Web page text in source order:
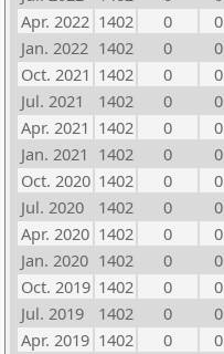
Apr. 2022 1402 0
0
Jan. 2022 1402 0
0
Oct. 2021 1402 0
0
Jul. 2021
1402 0
0
Apr. 2021 1402 0
0
Jan. 2021 1402 0
0
Oct. 2020 1402 0
0
Jul. 2020
1402 0
0
Apr. 2020 1402 0
0
Jan. 2020 1402 0
0
Oct. 2019 1402 0
0
Jul. 2019
1402 0
0
Apr. 2019 1402 0
0